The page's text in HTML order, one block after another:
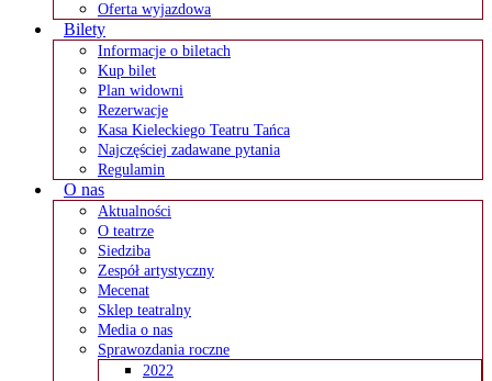
Oferta wyjazdowa
Bilety
Informacje o biletach
Kup bilet
Plan widowni
Rezerwacje
Kasa Kieleckiego Teatru Tańca
Najczęściej zadawane pytania
Regulamin
O nas
Aktualności
O teatrze
Siedziba
Zespół artystyczny
Mecenat
Sklep teatralny
Media o nas
Sprawozdania roczne
2022